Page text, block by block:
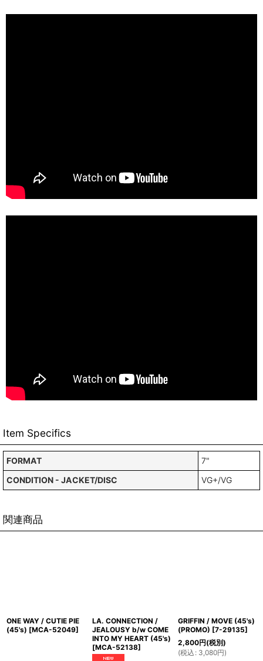
Item Specifics
FORMAT
7"
CONDITION - JACKET/DISC
VG+/VG
関連商品
ONE WAY / CUTIE PIE
(45's) [MCA-52049]
LA. CONNECTION /
JEALOUSY b/w COME
INTO MY HEART (45's)
[MCA-52138]
GRIFFIN / MOVE (45's)
(PROMO) [7-29135]
2,800円(税別)
(税込 : 3,080円)